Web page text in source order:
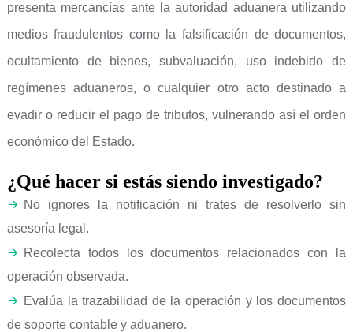
presenta mercancías ante la autoridad aduanera utilizando
medios fraudulentos como la falsificación de documentos,
ocultamiento de bienes, subvaluación, uso indebido de
regímenes aduaneros, o cualquier otro acto destinado a
evadir o reducir el pago de tributos, vulnerando así el orden
económico del Estado.
¿Qué hacer si estás siendo investigado?
No ignores la notificación ni trates de resolverlo sin
asesoría legal.
Recolecta todos los documentos relacionados con la
operación observada.
Evalúa la trazabilidad de la operación y los documentos
de soporte contable y aduanero.